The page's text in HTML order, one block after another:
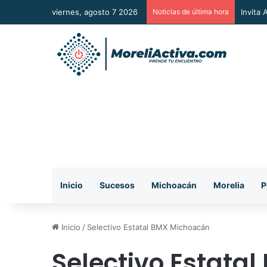
viernes, agosto 7 2026 Noticias de última hora
Inicio Sucesos Michoacán Morelia
Inicio / Selectivo Estatal BMX Michoacán